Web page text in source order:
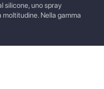
silicone, uno spray
Nella gamma